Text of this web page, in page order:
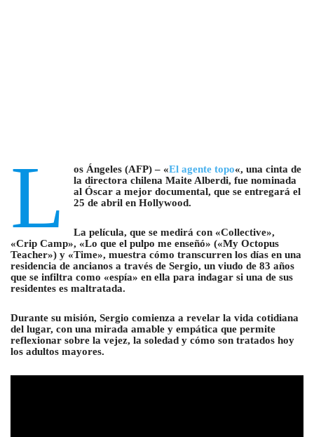
L os Ángeles (AFP) – «El agente topo«, una cinta de
la directora chilena Maite Alberdi, fue nominada
al Óscar a mejor documental, que se entregará el
25 de abril en Hollywood.
La película, que se medirá con «Collective»,
«Crip Camp», «Lo que el pulpo me enseñó» («My Octopus
Teacher») y «Time», muestra cómo transcurren los días en una
residencia de ancianos a través de Sergio, un viudo de 83 años
que se infiltra como «espía» en ella para indagar si una de sus
residentes es maltratada.
Durante su misión, Sergio comienza a revelar la vida cotidiana
del lugar, con una mirada amable y empática que permite
reflexionar sobre la vejez, la soledad y cómo son tratados hoy
los adultos mayores.